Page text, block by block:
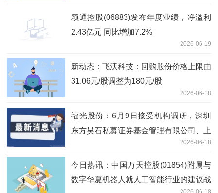
颖通控股(06883)发布年度业绩，净溢利
2.43亿元 同比增加7.2%
2026-06-19
新动态：飞沃科技：回购股份价格上限由
31.06元/股调整为180元/股
2026-06-18
福光股份：6月9日接受机构调研，深圳
东方昊石私募证券基金管理有限公司、上
海隆象私募基金管理有限公司等多家机构
参与
2026-06-18
今日热讯：中国万天控股(01854)附属与
数字华夏机器人就人工智能行业的建议战
2026-06-18